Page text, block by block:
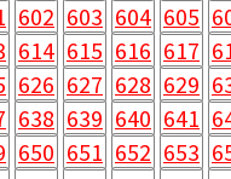
602 603 604 605
614 615 616 617
626 627 628 629
638 639 640 641
650 651 652 653